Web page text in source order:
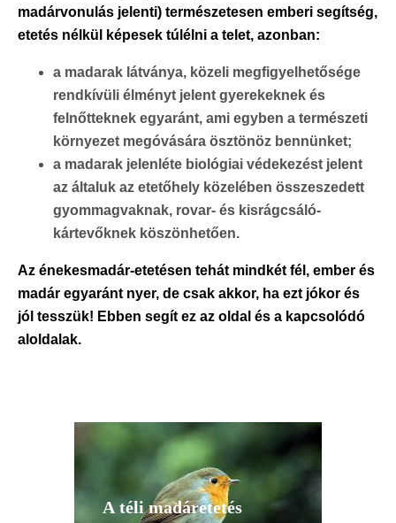
madárvonulás jelenti) természetesen emberi segítség,
etetés nélkül képesek túlélni a telet, azonban:
a madarak látványa, közeli megfigyelhetősége
rendkívüli élményt jelent gyerekeknek és
felnőtteknek egyaránt, ami egyben a természeti
környezet megóvására ösztönöz bennünket;
a madarak jelenléte biológiai védekezést jelent
az általuk az etetőhely közelében összeszedett
gyommagvaknak, rovar- és kisrágcsáló-
kártevőknek köszönhetően.
Az énekesmadár-etetésen tehát mindkét fél, ember és
madár egyaránt nyer, de csak akkor, ha ezt jókor és
jól tesszük! Ebben segít ez az oldal és a kapcsolódó
aloldalak.
A téli madáretetés